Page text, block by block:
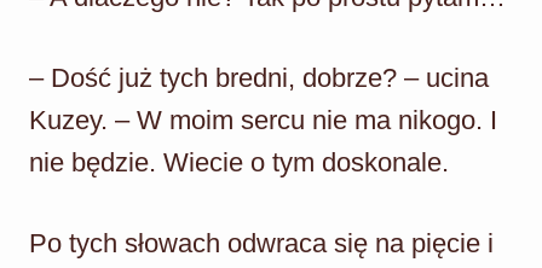
– Dość już tych bredni, dobrze? – ucina
Kuzey. – W moim sercu nie ma nikogo. I
nie będzie. Wiecie o tym doskonale.
Po tych słowach odwraca się na pięcie i